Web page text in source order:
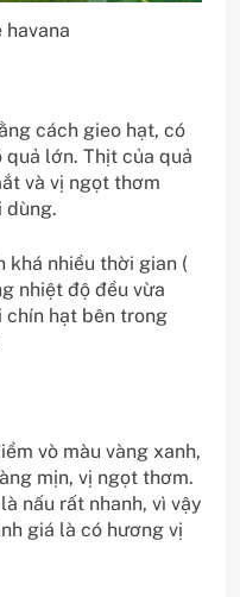
havana
cách gieo hạt, có
lớn. Thịt của quả
và vị ngọt thơm
dùng.
khá nhiều thời gian (
nhiệt độ đều vừa
chín hạt bên trong
vò màu vàng xanh,
mịn, vị ngọt thơm.
nấu rất nhanh, vì vậy
giá là có hương vị